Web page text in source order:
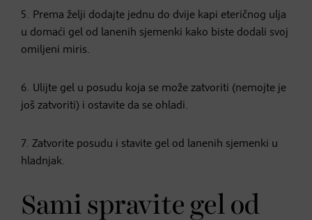
5. Prema želji dodajte jednu do dvije kapi eteričnog ulja
u domaći gel od lanenih sjemenki kako biste dodali svoj
omiljeni miris.
6. Ulijte gel u posudu koja se može zatvoriti (nemojte je
još zatvoriti) i ostavite da se ohladi.
7. Zatvorite posudu i stavite gel od lanenih sjemenki u
hladnjak.
Sami spravite gel od